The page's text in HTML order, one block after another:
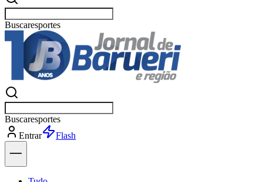
Buscarpolítica
Buscarpolítica
Entrar
Explorar